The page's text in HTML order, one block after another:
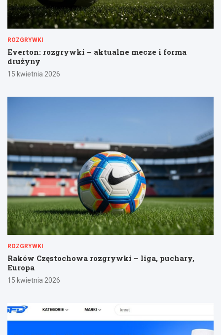
ROZGRYWKI
Everton: rozgrywki – aktualne mecze i forma
drużyny
15 kwietnia 2026
ROZGRYWKI
Raków Częstochowa rozgrywki – liga, puchary,
Europa
15 kwietnia 2026